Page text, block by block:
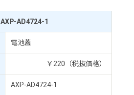
AXP-AD4724-1
電池蓋
￥220（税抜価格）
AXP-AD4724-1